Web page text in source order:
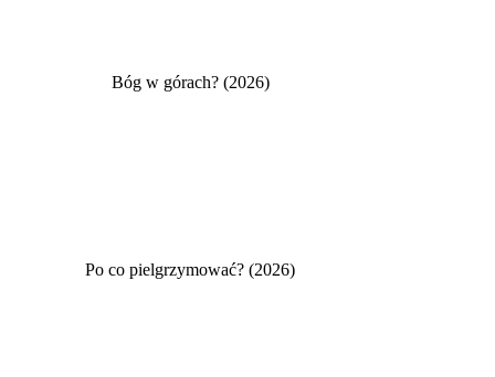
Bóg w górach? (2026)
Po co pielgrzymować? (2026)